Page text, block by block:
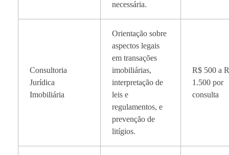
necessária.
Consultoria
Jurídica
Imobiliária
Orientação sobre
aspectos legais
em transações
imobiliárias,
interpretação de
leis e
regulamentos, e
prevenção de
litígios.
R$ 500 a
1.500 por
consulta